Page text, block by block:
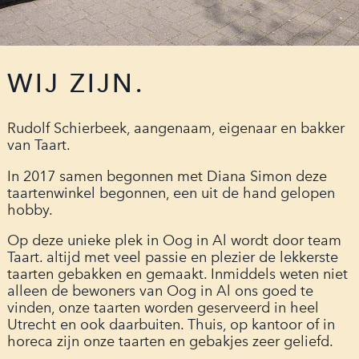
WIJ ZIJN.
Rudolf Schierbeek, aangenaam, eigenaar en bakker
van Taart.
In 2017 samen begonnen met Diana Simon deze
taartenwinkel begonnen, een uit de hand gelopen
hobby.
Op deze unieke plek in Oog in Al wordt door team
Taart. altijd met veel passie en plezier de lekkerste
taarten gebakken en gemaakt. Inmiddels weten niet
alleen de bewoners van Oog in Al ons goed te
vinden, onze taarten worden geserveerd in heel
Utrecht en ook daarbuiten. Thuis, op kantoor of in
horeca zijn onze taarten en gebakjes zeer geliefd.